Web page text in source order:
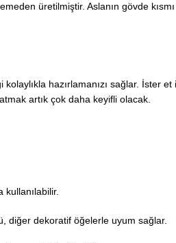
üretilmiştir. Aslanın gövde
hazırlamanızı sağlar. İster
artık çok daha keyifli olacak.
kullanılabilir.
diğer dekoratif öğelerle uyum sağlar.